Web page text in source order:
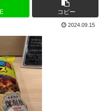
コピー
2024.09.15